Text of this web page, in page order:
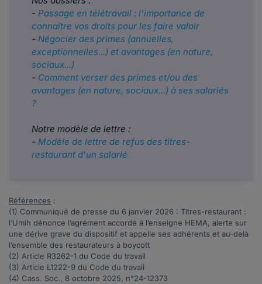
​​​​​​- Passage en télétravail : l'importance de
connaître vos droits pour les faire valoir
- Négocier des primes (annuelles,
exceptionnelles...) et avantages (en nature,
sociaux...)
- ​​​ Comment verser des primes et/ou des
avantages (en nature, sociaux...) à ses salariés
?
Notre modèle de lettre :
- Modèle de lettre de refus des titres-
restaurant d'un salarié
Références :
(1) Communiqué de presse du 6 janvier 2026 : Titres-restaurant :
l’Umih dénonce l’agrément accordé à l’enseigne HEMA, alerte sur
une dérive grave du dispositif et appelle ses adhérents et au-delà
l’ensemble des restaurateurs à boycott
(2) Article R3262-1 du Code du travail
(3) Article L1222-9 du Code du travail
(4) Cass. Soc., 8 octobre 2025, n°24-12373